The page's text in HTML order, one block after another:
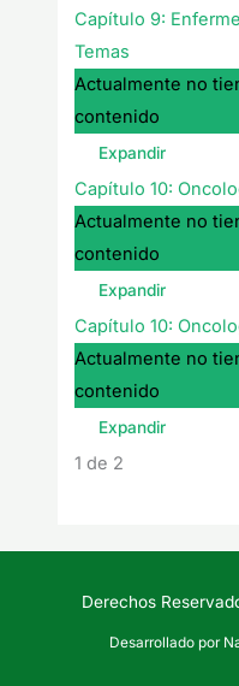
Capítulo 9:
Temas
Actualmente no
contenido
Expandir
Capítulo 10:
Actualmente no
contenido
Expandir
Capítulo 10:
Actualmente no
contenido
Expandir
1 de 2
Derechos
Desarrollado por